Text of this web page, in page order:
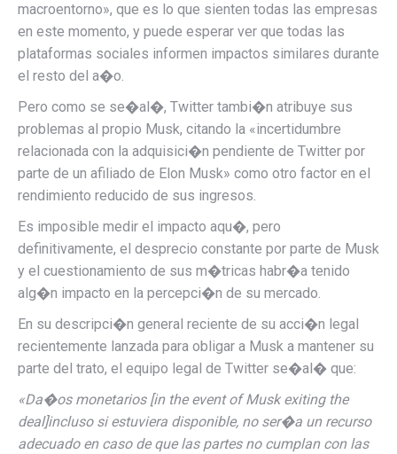
macroentorno», que es lo que sienten todas las empresas
en este momento, y puede esperar ver que todas las
plataformas sociales informen impactos similares durante
el resto del a�o.
Pero como se se�al�, Twitter tambi�n atribuye sus
problemas al propio Musk, citando la «incertidumbre
relacionada con la adquisici�n pendiente de Twitter por
parte de un afiliado de Elon Musk» como otro factor en el
rendimiento reducido de sus ingresos.
Es imposible medir el impacto aqu�, pero
definitivamente, el desprecio constante por parte de Musk
y el cuestionamiento de sus m�tricas habr�a tenido
alg�n impacto en la percepci�n de su mercado.
En su descripci�n general reciente de su acci�n legal
recientemente lanzada para obligar a Musk a mantener su
parte del trato, el equipo legal de Twitter se�al� que:
«Da�os monetarios [in the event of Musk exiting the
deal]incluso si estuviera disponible, no ser�a un recurso
adecuado en caso de que las partes no cumplan con las